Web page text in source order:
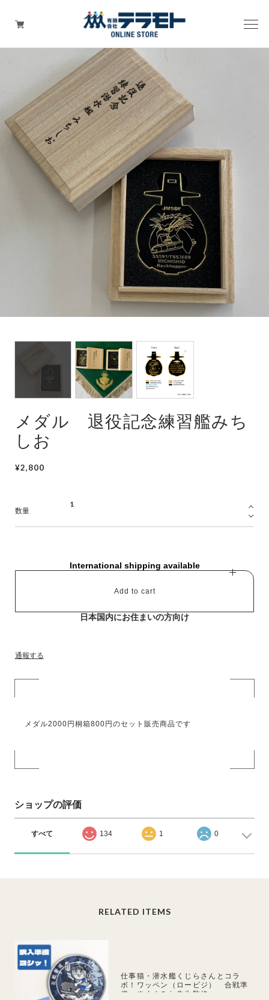
ピックアップアイテム
Tシャツ・ウェア
キャップ（帽子）
ZIPPO
ワッペン
その他グッズ（バッグ・タオル・ストラップ・
護衛艦
メダル 退役記念練習艦みち
しお
¥2,800
数量
International shipping available
Add to cart
日本国内にお住まいの方向け
通報する
メダル2000円桐箱800円のセット販売商品です
ショップの評価
すべて 134 1 0
RELATED ITEMS
仕事猫・潜水艦くじらさんとコラ
ボ！ワッペン（ロービジ） 合戦準
備 ※くまみね先生監修